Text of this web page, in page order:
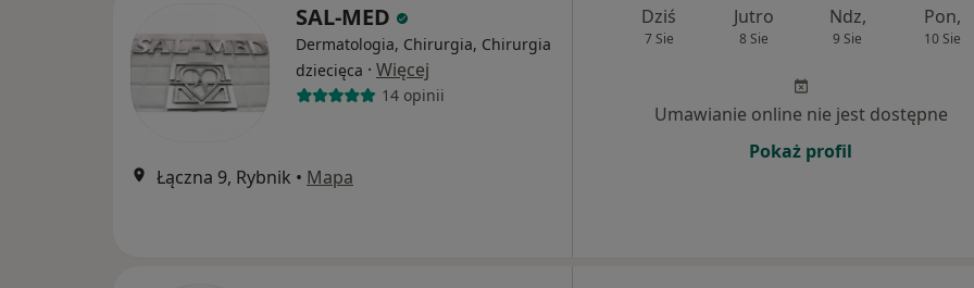
SAL-MED
Dermatologia, Chirurgia, Chirurgia
dziecięca · Więcej
14 opinii
Łączna 9, Rybnik • Mapa
Dziś
7 Sie
Jutro
8 Sie
Ndz,
9 Sie
Pon,
10 Sie
Umawianie online nie jest dostępne
Pokaż profil